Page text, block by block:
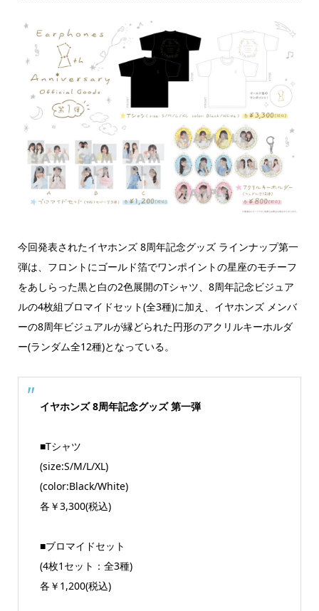
今回発表されたイヤホンズ 8周年記念グッズ ラインナップ第一
弾は、フロントにゴールド箔でワンポイントの星座のモチーフ
をあしらった黒と白の2色展開のTシャツ、8周年記念ビジュア
ルの4枚組ブロマイドセット(全3種)に加え、イヤホンズ メンバ
ーの8周年ビジュアルが縁どられた円形のアクリルキーホルダ
ー(ランダム全12種)となっている。
イヤホンズ 8周年記念グッズ 第一弾
■Tシャツ
(size:S/M/L/XL)
(color:Black/White)
各￥3,300(税込)
■ブロマイドセット
(4枚1セット：全3種)
各￥1,200(税込)